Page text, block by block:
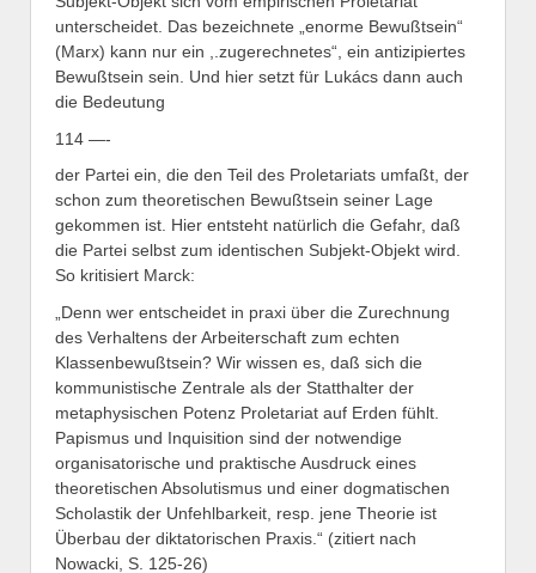
unterscheidet. Das bezeichnete „enorme Bewußtsein“
(Marx) kann nur ein ,.zugerechnetes“, ein antizipiertes
Bewußtsein sein. Und hier setzt für Lukács dann auch
die Bedeutung
114 —-
der Partei ein, die den Teil des Proletariats umfaßt, der
schon zum theoretischen Bewußtsein seiner Lage
gekommen ist. Hier entsteht natürlich die Gefahr, daß
die Partei selbst zum identischen Subjekt-Objekt wird.
So kritisiert Marck:
„Denn wer entscheidet in praxi über die Zurechnung
des Verhaltens der Arbeiterschaft zum echten
Klassenbewußtsein? Wir wissen es, daß sich die
kommunistische Zentrale als der Statthalter der
metaphysischen Potenz Proletariat auf Erden fühlt.
Papismus und Inquisition sind der notwendige
organisatorische und praktische Ausdruck eines
theoretischen Absolutismus und einer dogmatischen
Scholastik der Unfehlbarkeit, resp. jene Theorie ist
Überbau der diktatorischen Praxis.“ (zitiert nach
Nowacki, S. 125-26)